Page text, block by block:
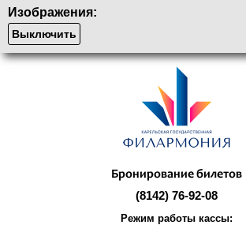
Изображения:
Выключить
Бронирование билетов
(8142) 76-92-08
Режим работы кассы: